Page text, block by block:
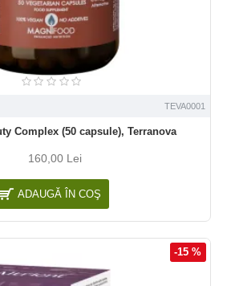
TEVA0001
Complex (50 capsule), Terranova
160,00 Lei
ADAUGĂ ÎN COŞ
-15 %